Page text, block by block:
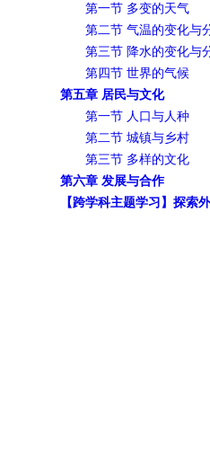
第一节 多变的天气
第二节 气温的变化与
第三节 降水的变化与
第四节 世界的气候
第五章 居民与文化
第一节 人口与人种
第二节 城镇与乡村
第三节 多样的文化
第六章 发展与合作
【跨学科主题学习】探索